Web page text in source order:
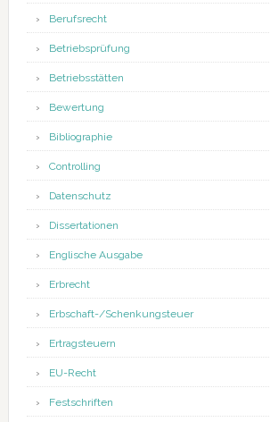
Berufsrecht
Betriebsprüfung
Betriebsstätten
Bewertung
Bibliographie
Controlling
Datenschutz
Dissertationen
Englische Ausgabe
Erbrecht
Erbschaft-/Schenkungsteuer
Ertragsteuern
EU-Recht
Festschriften